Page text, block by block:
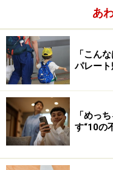
あ
「こん
パレート
「めっ
す“10の